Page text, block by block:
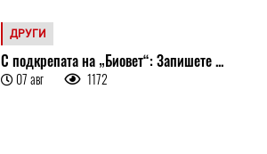
ДРУГИ
С подкрепата на „Биовет“: Запишете ...
07 авг 1172